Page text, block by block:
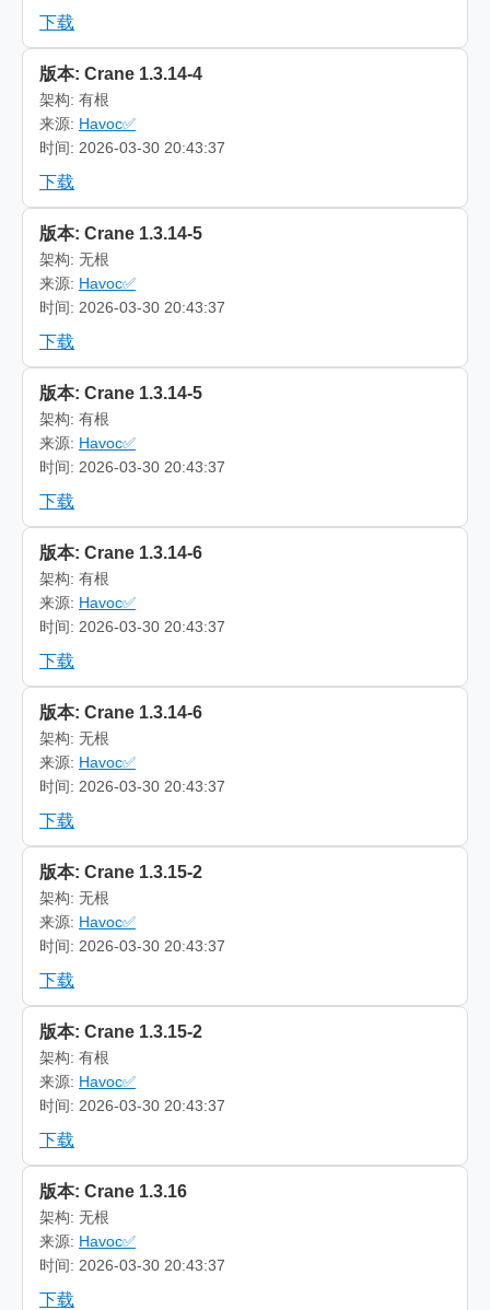
下载
版本: Crane 1.3.14-4
架构: 有根
来源: Havoc✅
时间: 2026-03-30 20:43:37
下载
版本: Crane 1.3.14-5
架构: 无根
来源: Havoc✅
时间: 2026-03-30 20:43:37
下载
版本: Crane 1.3.14-5
架构: 有根
来源: Havoc✅
时间: 2026-03-30 20:43:37
下载
版本: Crane 1.3.14-6
架构: 有根
来源: Havoc✅
时间: 2026-03-30 20:43:37
下载
版本: Crane 1.3.14-6
架构: 无根
来源: Havoc✅
时间: 2026-03-30 20:43:37
下载
版本: Crane 1.3.15-2
架构: 无根
来源: Havoc✅
时间: 2026-03-30 20:43:37
下载
版本: Crane 1.3.15-2
架构: 有根
来源: Havoc✅
时间: 2026-03-30 20:43:37
下载
版本: Crane 1.3.16
架构: 无根
来源: Havoc✅
时间: 2026-03-30 20:43:37
下载